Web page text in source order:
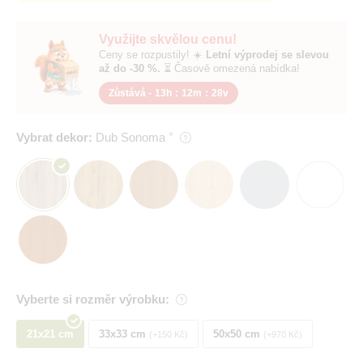
Využijte skvělou cenu!
Ceny se rozpustily! ☀️ Letní výprodej se slevou
až do -30 %. ⏳ Časově omezená nabídka!
Zůstává - 13h : 12m : 27v
Vybrat dekor: Dub Sonoma
Vyberte si rozměr výrobku:
21x21 cm 33x33 cm +150 Kč 50x50 cm +970 Kč